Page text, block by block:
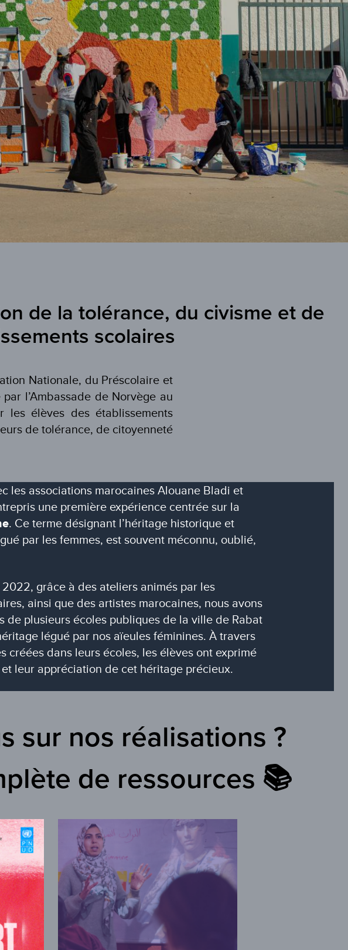
de la tolérance, du civisme et de
scolaires
Nationale, du Préscolaire et
l’Ambassade de Norvège au
les élèves des établissements
de tolérance, de citoyenneté
les associations marocaines Alouane Bladi et
une première expérience centrée sur la
. Ce terme désignant l’héritage historique et
par les femmes, est souvent méconnu, oublié,
grâce à des ateliers animés par les
ainsi que des artistes marocaines, nous avons
de plusieurs écoles publiques de la ville de Rabat
légué par nos aïeules féminines. À travers
créées dans leurs écoles, les élèves ont exprimé
leur appréciation de cet héritage précieux.
sur nos réalisations ?
de ressources 📚